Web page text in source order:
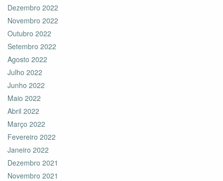
Dezembro 2022
Novembro 2022
Outubro 2022
Setembro 2022
Agosto 2022
Julho 2022
Junho 2022
Maio 2022
Abril 2022
Março 2022
Fevereiro 2022
Janeiro 2022
Dezembro 2021
Novembro 2021